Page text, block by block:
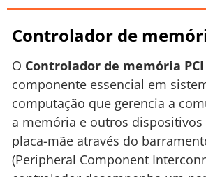
Controlador de
O Controlador de memória PCI
componente essencial em
computação que gerencia a
a memória e outros dispositivos
placa-mãe através do
(Peripheral Component